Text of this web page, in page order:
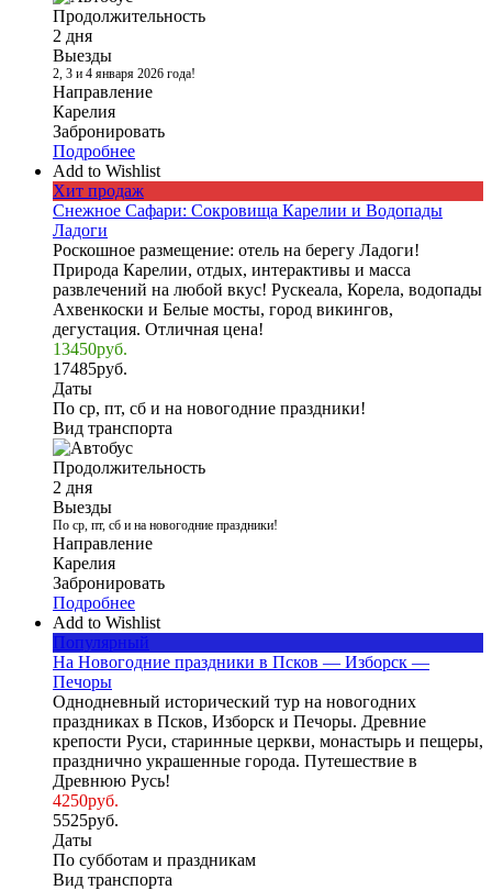
Продолжительность
2 дня
Выезды
2, 3 и 4 января 2026 года!
Направление
Карелия
Забронировать
Подробнее
Add to Wishlist
Хит продаж
Снежное Сафари: Сокровища Карелии и Водопады
Ладоги
Роскошное размещение: отель на берегу Ладоги!
Природа Карелии, отдых, интерактивы и масса
развлечений на любой вкус! Рускеала, Корела, водопады
Ахвенкоски и Белые мосты, город викингов,
дегустация. Отличная цена!
13450руб.
17485руб.
Даты
По ср, пт, сб и на новогодние праздники!
Вид транспорта
Продолжительность
2 дня
Выезды
По ср, пт, сб и на новогодние праздники!
Направление
Карелия
Забронировать
Подробнее
Add to Wishlist
Популярный
На Новогодние праздники в Псков — Изборск —
Печоры
Однодневный исторический тур на новогодних
праздниках в Псков, Изборск и Печоры. Древние
крепости Руси, старинные церкви, монастырь и пещеры,
празднично украшенные города. Путешествие в
Древнюю Русь!
4250руб.
5525руб.
Даты
По субботам и праздникам
Вид транспорта